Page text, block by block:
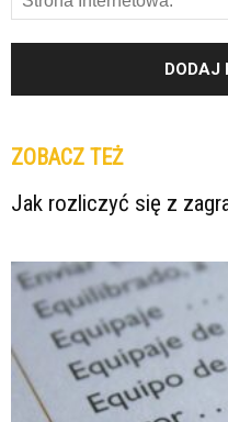
ZOBACZ TEŻ
Jak rozliczyć się z